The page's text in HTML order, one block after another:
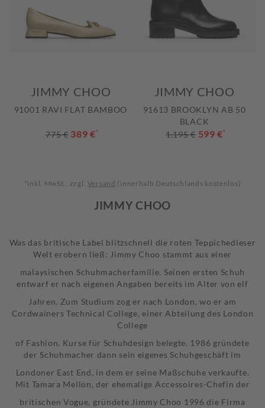
JIMMY CHOO
91001 RAVI FLAT BAMBOO
775 € 389 €*
JIMMY CHOO
91613 BROOKLYN AB 50
BLACK
1.195 € 599 €*
*inkl. MwSt., zzgl. Versand (innerhalb Deutschlands kostenlos)
JIMMY CHOO
Was das britische Label blitzschnell die roten Teppichedieser
Welt erobern ließ: Jimmy Choo stammt aus einer
malaysischen Schuhmacherfamilie. Seinen ersten Schuh
entwarf er nach eigenen Angaben bereits im Alter von elf
Jahren. Zum Studium zog er nach London, wo er am
Cordwainers Technical College, einer Abteilung des London
College
of Fashion, Kurse für Schuhdesign belegte. 1986 gründete
der Schuhmacher dann sein eigenes Schuhgeschäft im
Londoner East End, in dem er seine Maßschuhe verkaufte.
Mit Tamara Mellon, der ehemalige Accessoires-Chefin der
britischen Vogue, gründete Jimmy Choo 1996 die Firma